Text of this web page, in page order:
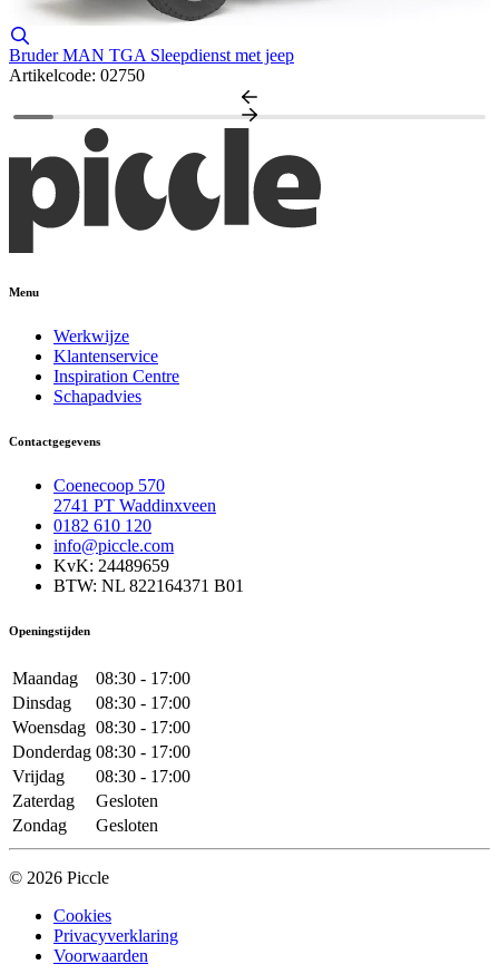
Bruder MAN TGA Sleepdienst met jeep
Artikelcode: 02750
Menu
Werkwijze
Klantenservice
Inspiration Centre
Schapadvies
Contactgegevens
Coenecoop 570
2741 PT Waddinxveen
0182 610 120
info@piccle.com
KvK: 24489659
BTW: NL 822164371 B01
Openingstijden
Maandag
08:30 - 17:00
Dinsdag
08:30 - 17:00
Woensdag 08:30 - 17:00
Donderdag 08:30 - 17:00
Vrijdag
08:30 - 17:00
Zaterdag
Gesloten
Zondag
Gesloten
© 2026 Piccle
Cookies
Privacyverklaring
Voorwaarden